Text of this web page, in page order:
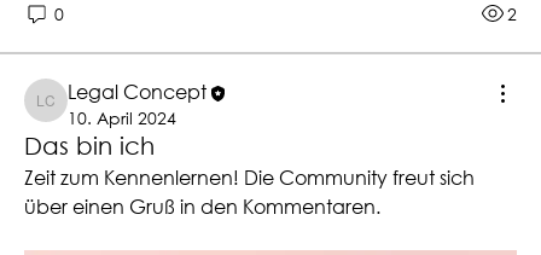
0 2
Legal Concept
Legal Concept
10. April 2024
Das bin ich
Zeit zum Kennenlernen! Die Community freut sich
über einen Gruß in den Kommentaren.